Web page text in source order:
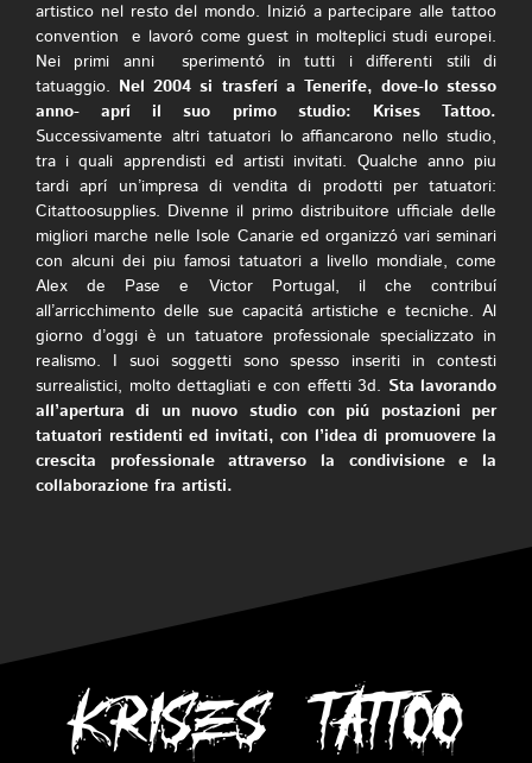
artistico nel resto del mondo. Inizió a partecipare alle tattoo
convention e lavoró come guest in molteplici studi europei.
Nei primi anni sperimentó in tutti i differenti stili di
tatuaggio. Nel 2004 si trasferí a Tenerife, dove-lo stesso
anno- aprí il suo primo studio: Krises Tattoo.
Successivamente altri tatuatori lo affiancarono nello studio,
tra i quali apprendisti ed artisti invitati. Qualche anno piu
tardi aprí un’impresa di vendita di prodotti per tatuatori:
Citattoosupplies. Divenne il primo distribuitore ufficiale delle
migliori marche nelle Isole Canarie ed organizzó vari seminari
con alcuni dei piu famosi tatuatori a livello mondiale, come
Alex de Pase e Victor Portugal, il che contribuí
all’arricchimento delle sue capacitá artistiche e tecniche. Al
giorno d’oggi è un tatuatore professionale specializzato in
realismo. I suoi soggetti sono spesso inseriti in contesti
surrealistici, molto dettagliati e con effetti 3d. Sta lavorando
all’apertura di un nuovo studio con piú postazioni per
tatuatori restidenti ed invitati, con l’idea di promuovere la
crescita professionale attraverso la condivisione e la
collaborazione fra artisti.